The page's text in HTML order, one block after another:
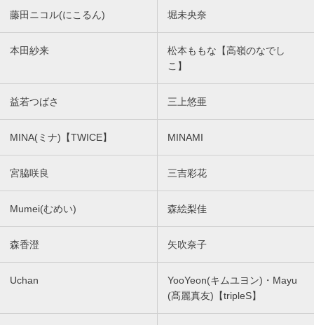
藤田ニコル(にこるん) 堀未央奈
本田紗来
松本ももな【高嶺のなでし
こ】
益若つばさ 三上悠亜
MINA(ミナ)【TWICE】 MINAMI
宮脇咲良 三吉彩花
Mumei(むめい) 森絵梨佳
森香澄 矢吹奈子
Uchan
YooYeon(キムユヨン)・Mayu
(髙麗真友)【tripleS】